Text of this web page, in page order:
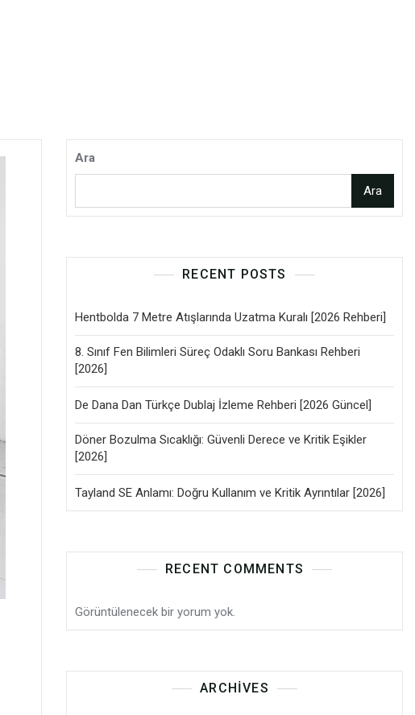
Ara
Ara
RECENT POSTS
Hentbolda 7 Metre Atışlarında Uzatma Kuralı [2026 Rehberi]
8. Sınıf Fen Bilimleri Süreç Odaklı Soru Bankası Rehberi
[2026]
De Dana Dan Türkçe Dublaj İzleme Rehberi [2026 Güncel]
Döner Bozulma Sıcaklığı: Güvenli Derece ve Kritik Eşikler
[2026]
Tayland SE Anlamı: Doğru Kullanım ve Kritik Ayrıntılar [2026]
RECENT COMMENTS
Görüntülenecek bir yorum yok.
ARCHIVES